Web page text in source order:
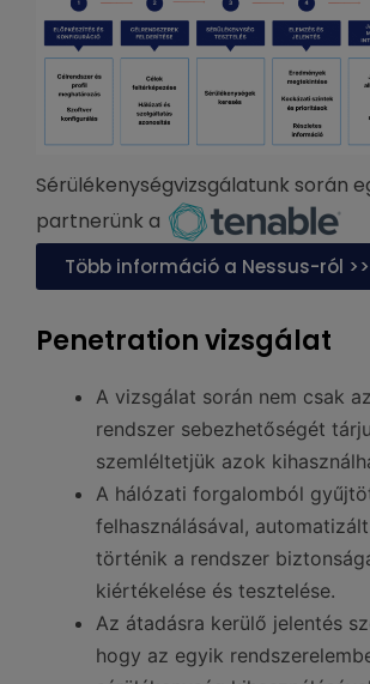
Sérülékenységvizsgálatunk során
partnerünk a
Több információ a Nessus-ról >>
Penetration vizsgálat
A vizsgálat során nem csak
rendszer sebezhetőségét
szemléltetjük azok
A hálózati forgalomból
felhasználásával,
történik a rendszer
kiértékelése és tesztelése.
Az átadásra kerülő jelentés
hogy az egyik